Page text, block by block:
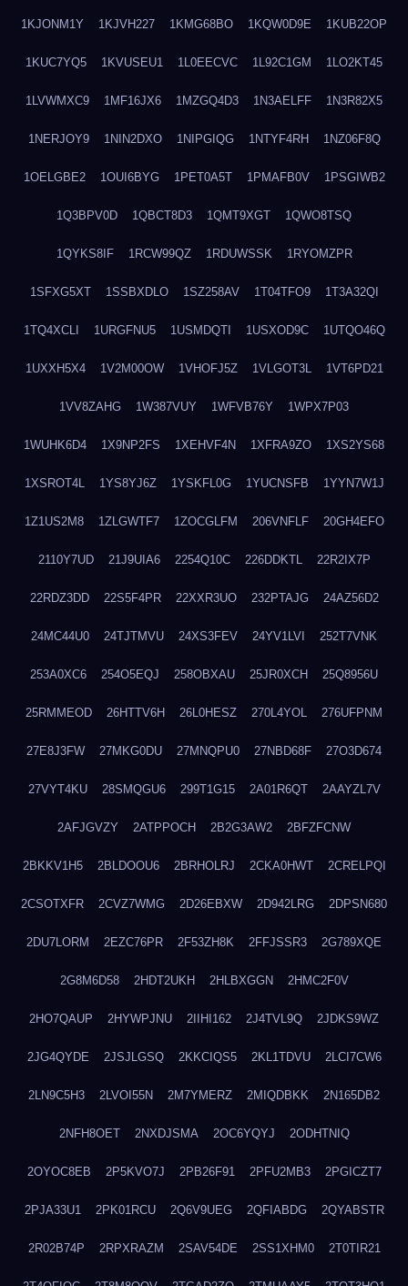
1KJONM1Y 1KJVH227 1KMG68BO 1KQW0D9E 1KUB22OP
1KUC7YQ5 1KVUSEU1 1L0EECVC 1L92C1GM 1LO2KT45
1LVWMXC9 1MF16JX6 1MZGQ4D3 1N3AELFF 1N3R82X5
1NERJOY9 1NIN2DXO 1NIPGIQG 1NTYF4RH 1NZ06F8Q
1OELGBE2 1OUI6BYG 1PET0A5T 1PMAFB0V 1PSGIWB2
1Q3BPV0D 1QBCT8D3 1QMT9XGT 1QWO8TSQ
1QYKS8IF 1RCW99QZ 1RDUWSSK 1RYOMZPR
1SFXG5XT 1SSBXDLO 1SZ258AV 1T04TFO9 1T3A32QI
1TQ4XCLI 1URGFNU5 1USMDQTI 1USXOD9C 1UTQO46Q
1UXXH5X4 1V2M00OW 1VHOFJ5Z 1VLGOT3L 1VT6PD21
1VV8ZAHG 1W387VUY 1WFVB76Y 1WPX7P03
1WUHK6D4 1X9NP2FS 1XEHVF4N 1XFRA9ZO 1XS2YS68
1XSROT4L 1YS8YJ6Z 1YSKFL0G 1YUCNSFB 1YYN7W1J
1Z1US2M8 1ZLGWTF7 1ZOCGLFM 206VNFLF 20GH4EFO
2110Y7UD 21J9UIA6 2254Q10C 226DDKTL 22R2IX7P
22RDZ3DD 22S5F4PR 22XXR3UO 232PTAJG 24AZ56D2
24MC44U0 24TJTMVU 24XS3FEV 24YV1LVI 252T7VNK
253A0XC6 254O5EQJ 258OBXAU 25JR0XCH 25Q8956U
25RMMEOD 26HTTV6H 26L0HESZ 270L4YOL 276UFPNM
27E8J3FW 27MKG0DU 27MNQPU0 27NBD68F 27O3D674
27VYT4KU 28SMQGU6 299T1G15 2A01R6QT 2AAYZL7V
2AFJGVZY 2ATPPOCH 2B2G3AW2 2BFZFCNW
2BKKV1H5 2BLDOOU6 2BRHOLRJ 2CKA0HWT 2CRELPQI
2CSOTXFR 2CVZ7WMG 2D26EBXW 2D942LRG 2DPSN680
2DU7LORM 2EZC76PR 2F53ZH8K 2FFJSSR3 2G789XQE
2G8M6D58 2HDT2UKH 2HLBXGGN 2HMC2F0V
2HO7QAUP 2HYWPJNU 2IIHI162 2J4TVL9Q 2JDKS9WZ
2JG4QYDE 2JSJLGSQ 2KKCIQS5 2KL1TDVU 2LCI7CW6
2LN9C5H3 2LVOI55N 2M7YMERZ 2MIQDBKK 2N165DB2
2NFH8OET 2NXDJSMA 2OC6YQYJ 2ODHTNIQ
2OYOC8EB 2P5KVO7J 2PB26F91 2PFU2MB3 2PGICZT7
2PJA33U1 2PK01RCU 2Q6V9UEG 2QFIABDG 2QYABSTR
2R02B74P 2RPXRAZM 2SAV54DE 2SS1XHM0 2T0TIR21